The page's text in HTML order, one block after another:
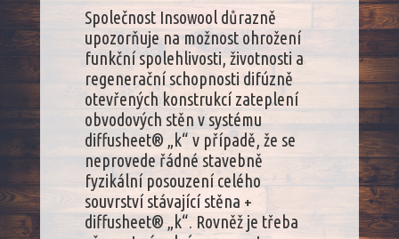
Společnost Insowool důrazně
upozorňuje na možnost ohrožení
funkční spolehlivosti, životnosti a
regenerační schopnosti difúzně
otevřených konstrukcí zateplení
obvodových stěn v systému
diffusheet® „k“ v případě, že se
neprovede řádné stavebně
fyzikální posouzení celého
souvrství stávající stěna +
diffusheet® „k“. Rovněž je třeba